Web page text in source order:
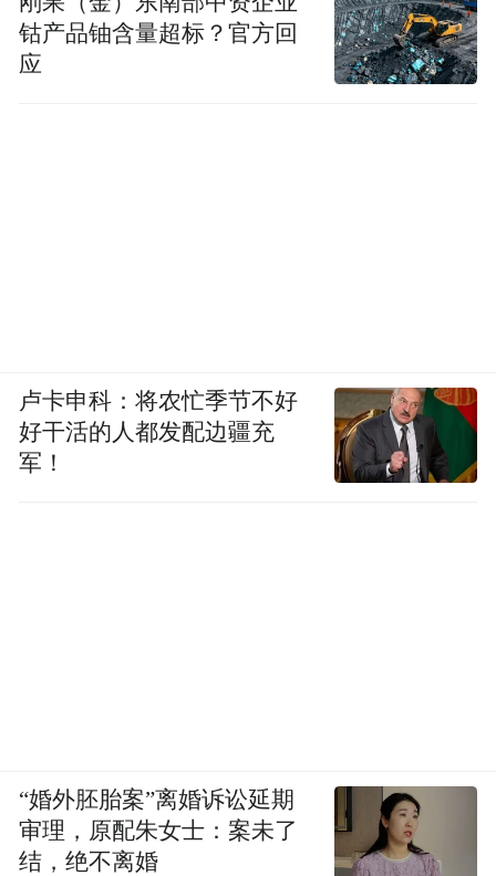
钴产品铀含量超标？官方回
应
卢卡申科：将农忙季节不好
好干活的人都发配边疆充
军！
“婚外胚胎案”离婚诉讼延期
审理，原配朱女士：案未了
结，绝不离婚